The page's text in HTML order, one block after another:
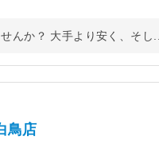
んか？ 大手より安く、そし...
鳥店